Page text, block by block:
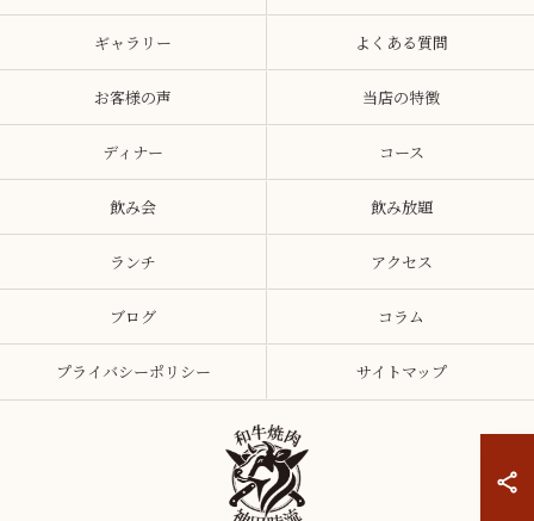
ギャラリー よくある質問
お客様の声 当店の特徴
ディナー コース
飲み会 飲み放題
ランチ アクセス
ブログ コラム
プライバシーポリシー サイトマップ